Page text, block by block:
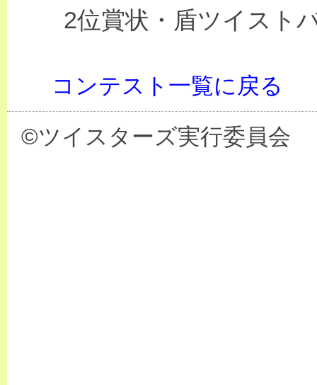
2位賞状・盾ツイスト
コンテスト一覧に戻る
©ツイスターズ実行委員会